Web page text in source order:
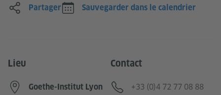
Partager Sauvegarder dans le calendrier
Lieu
Goethe-Institut Lyon
Contact
Téléphone
+33 (0)4 72 77 08 88